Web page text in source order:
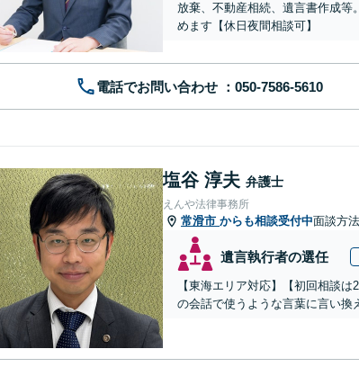
放棄、不動産相続、遺言書作成等
めます【休日夜間相談可】
電話でお問い合わせ
塩谷 淳夫 弁護士
えんや法律事務所
常滑市 からも相談受付中面談方
遺言執行者の選任
【東海エリア対応】【初回相談
の会話で使うような言葉に言い換